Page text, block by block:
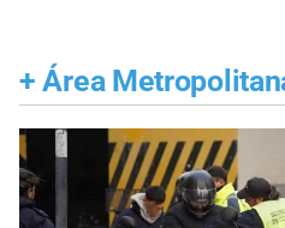
+ Área